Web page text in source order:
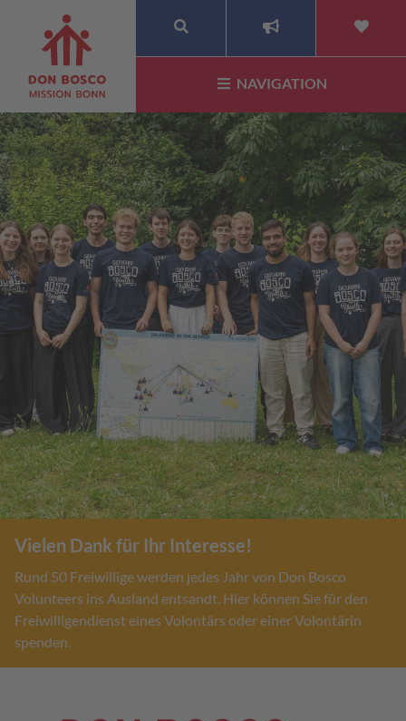
SUCHE
NAVIGATION
Vielen Dank für Ihr Interesse!
Rund 50 Freiwillige werden jedes Jahr von Don Bosco
Volunteers ins Ausland entsandt. Hier können Sie für den
Freiwilligendienst eines Volontärs oder einer Volontärin
spenden.